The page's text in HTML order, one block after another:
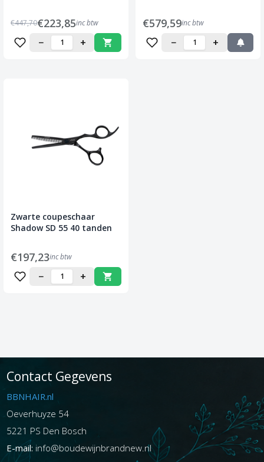
€447,70€223,85inc btw
− +
€579,59inc btw
− +
Zwarte coupeschaar
Shadow SD 55 40 tanden
€197,23inc btw
− +
Contact Gegevens
BBNHAIR.nl
Oeverhuyze 54
5221 PS Den Bosch
E-mail: info@boudewijnbrandnew.nl